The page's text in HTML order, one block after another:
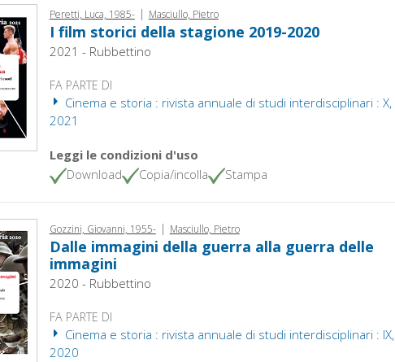
Peretti, Luca, 1985- | Masciullo, Pietro
I film storici della stagione 2019-2020
2021 - Rubbettino
FA PARTE DI
Cinema e storia : rivista annuale di studi interdisciplinari : X,
2021
Leggi le condizioni d'uso
Download
Copia/incolla Stampa
Gozzini, Giovanni, 1955- | Masciullo, Pietro
Dalle immagini della guerra alla guerra delle
immagini
2020 - Rubbettino
FA PARTE DI
Cinema e storia : rivista annuale di studi interdisciplinari : IX,
2020